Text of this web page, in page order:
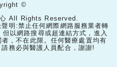
©
All Rights Reserved.
明:禁止任何網際網路服務業者轉
以網路搜尋或超連結方式，進入
，不在此限。任何醫療處置均有
務必與醫護人員配合，謝謝!